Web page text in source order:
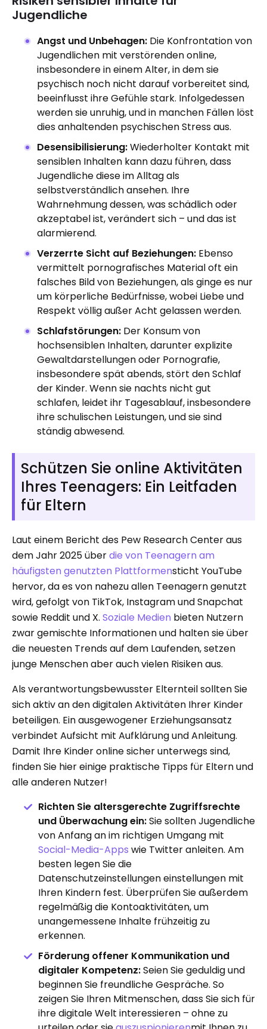
Jugendliche
Angst und Unbehagen: Die Konfrontation von
Jugendlichen mit verstörenden online,
insbesondere in einem Alter, in dem sie
psychisch noch nicht darauf vorbereitet sind,
beeinflusst ihre Gefühle stark. Infolgedessen
werden sie unruhig, und in manchen Fällen löst
dies anhaltenden psychischen Stress aus.
Desensibilisierung:Wiederholter Kontakt mit
sensiblen Inhalten kann dazu führen, dass
Jugendliche diese im Alltag als
selbstverständlich ansehen. Ihre
Wahrnehmung dessen, was schädlich oder
akzeptabel ist, verändert sich – und das ist
alarmierend.
Verzerrte Sicht auf Beziehungen: Ebenso
vermittelt pornografisches Material oft ein
falsches Bild von Beziehungen, als ginge es nur
um körperliche Bedürfnisse, wobei Liebe und
Respekt völlig außer Acht gelassen werden.
Schlafstörungen: Der Konsum von
hochsensiblen Inhalten, darunter explizite
Gewaltdarstellungen oder Pornografie,
insbesondere spät abends, stört den Schlaf
der Kinder. Wenn sie nachts nicht gut
schlafen, leidet ihr Tagesablauf, insbesondere
ihre schulischen Leistungen, und sie sind
ständig abwesend.
Schützen Sie online Aktivitäten
Ihres Teenagers: Ein Leitfaden
für Eltern
Laut einem Bericht des Pew Research Center aus
dem Jahr 2025 überdie von Teenagern am
häufigsten genutzten Plattformensticht YouTube
hervor, da es von nahezu allen Teenagern genutzt
wird, gefolgt von TikTok, Instagram und Snapchat
sowie Reddit und X. Soziale Medien bieten Nutzern
zwar gemischte Informationen und halten sie über
die neuesten Trends auf dem Laufenden, setzen
junge Menschen aber auch vielen Risiken aus.
Als verantwortungsbewusster Elternteil sollten Sie
sich aktiv an den digitalen Aktivitäten Ihrer Kinder
beteiligen. Ein ausgewogener Erziehungsansatz
verbindet Aufsicht mit Aufklärung und Anleitung.
Damit Ihre Kinder online sicher unterwegs sind,
finden Sie hier einige praktische Tipps für Eltern und
alle anderen Nutzer!
Richten Sie altersgerechte Zugriffsrechte
und Überwachung ein:Sie sollten Jugendliche
von Anfang an im richtigen Umgang mit
Social-Media-Apps wie Twitter anleiten. Am
besten legen Sie die
Datenschutzeinstellungen einstellungen mit
Ihren Kindern fest. Überprüfen Sie außerdem
regelmäßig die Kontoaktivitäten, um
unangemessene Inhalte frühzeitig zu
erkennen.
Förderung offener Kommunikation und
digitaler Kompetenz:Seien Sie geduldig und
beginnen Sie freundliche Gespräche. So
zeigen Sie Ihren Mitmenschen, dass Sie sich für
ihre digitale Welt interessieren – ohne zu